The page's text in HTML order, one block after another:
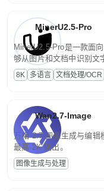
MinerU2.5-Pro
MinerU2.5-Pro是一款面
够从图片和文档中识别文
为便于存储、检索和二次
8K 多语言 文档处理/OCR
Wan2.7-Image
万相 2.7 图像生成与编辑
最高 2K 输出。
图像生成与处理